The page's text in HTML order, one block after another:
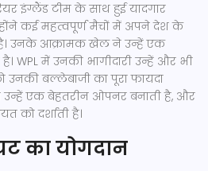
इंग्लैंड टीम के साथ हुई यादगार
कई महत्वपूर्ण मैचों में अपने देश के
है। उनके आक्रामक खेल ने उन्हें एक
WPL में उनकी भागीदारी उन्हें और भी
उनकी बल्लेबाजी का पूरा फायदा
एक बेहतरीन ओपनर बनाती है, और
को दर्शाती है।
का योगदान